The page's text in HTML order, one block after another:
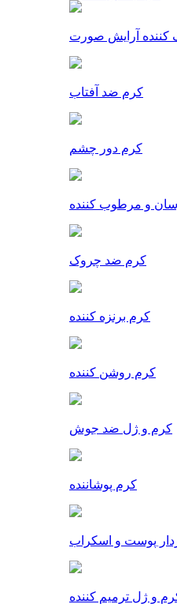
کننده آرایش صورت
کرم ضد آفتاب
کرم دور چشم
و مرطوب کننده
کرم ضد چروک
کرم برنزه کننده
کرم روشن کننده
کرم و ژل ضد جوش
کرم پوشاننده
پوست و اسکراب
و ژل ترمیم کننده